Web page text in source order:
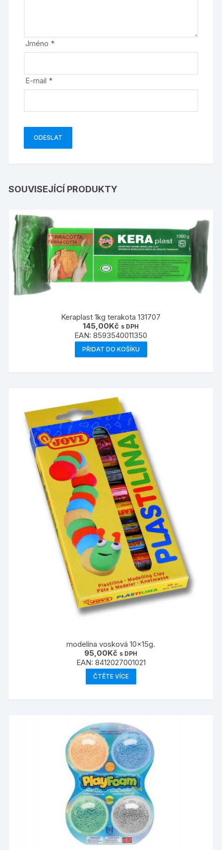
Jméno *
E-mail *
SOUVISEJÍCÍ PRODUKTY
Keraplast 1kg terakota 131707
145,00Kč s DPH
EAN:8593540011350
PŘIDAT DO KOŠÍKU
modelína vosková 10x15g.
95,00Kč s DPH
EAN: 8412027001021
ČTĚTE VÍCE